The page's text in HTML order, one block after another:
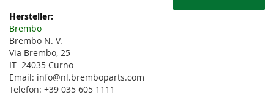
Weitere
Informationen
Brembo
Brembo N. V.
Via Brembo, 25
IT- 24035 Curno
Email: info@nl.bremboparts.com
Telefon: +39 035 605 1111